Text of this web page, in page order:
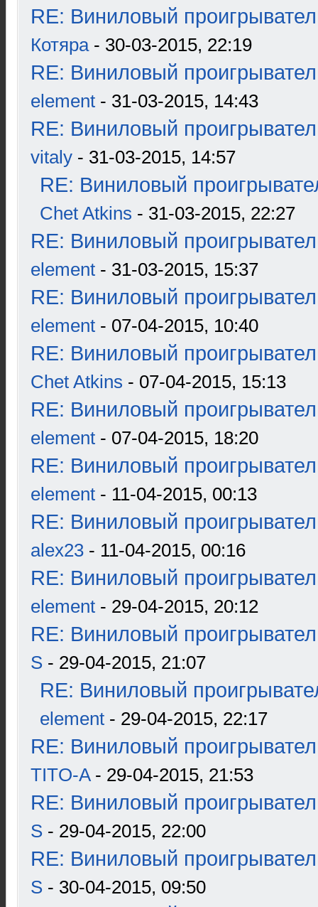
RE: Виниловый
Котяра- 30-03-2015, 22:19
RE: Виниловый
element - 31-03-2015, 14:43
RE: Виниловый
vitaly - 31-03-2015, 14:57
RE: Виниловый
Chet Atkins - 31-03-2015, 22:27
RE: Виниловый
element - 31-03-2015, 15:37
RE: Виниловый
element - 07-04-2015, 10:40
RE: Виниловый
Chet Atkins - 07-04-2015, 15:13
RE: Виниловый
element - 07-04-2015, 18:20
RE: Виниловый
element - 11-04-2015, 00:13
RE: Виниловый
alex23 - 11-04-2015, 00:16
RE: Виниловый
element - 29-04-2015, 20:12
RE: Виниловый
S - 29-04-2015, 21:07
RE: Виниловый
element - 29-04-2015, 22:17
RE: Виниловый
TITO-A- 29-04-2015, 21:53
RE: Виниловый
S - 29-04-2015, 22:00
RE: Виниловый
S - 30-04-2015, 09:50